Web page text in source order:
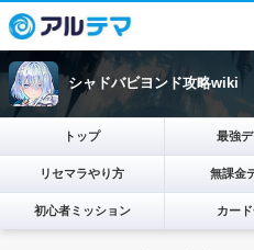
シャドバビヨンド攻略wiki
トップ 最強
リセマラやり方 無課金
初心者ミッション カー